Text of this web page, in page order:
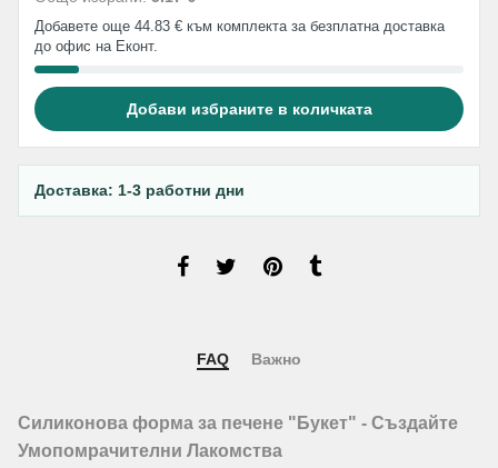
Добавете още 44.83 € към комплекта за безплатна доставка
до офис на Еконт.
Добави избраните в количката
Доставка: 1-3 работни дни
FAQ Важно
Силиконова форма за печене "Букет" - Създайте
Умопомрачителни Лакомства